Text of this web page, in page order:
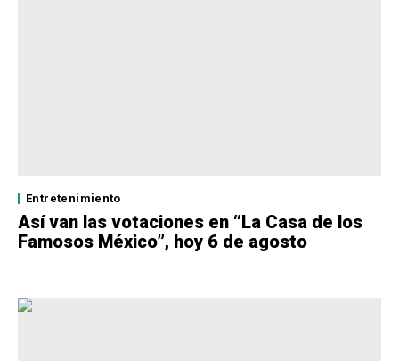
Entretenimiento
Así van las votaciones en “La Casa de los
Famosos México”, hoy 6 de agosto